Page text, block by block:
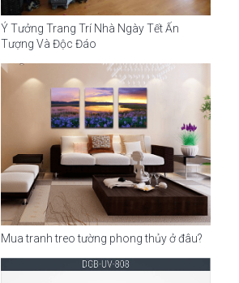
Ý Tưởng Trang Trí Nhà Ngày Tết Ấn
Tượng Và Độc Đáo
Mua tranh treo tường phong thủy ở đâu?